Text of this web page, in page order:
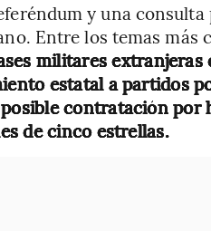
y una
Entre los temas más
militares
estatal a partidos
contratación por
de cinco estrellas.